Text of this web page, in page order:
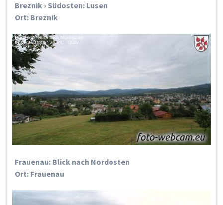
Breznik › Südosten: Lusen
Ort: Breznik
Frauenau: Blick nach Nordosten
Ort: Frauenau